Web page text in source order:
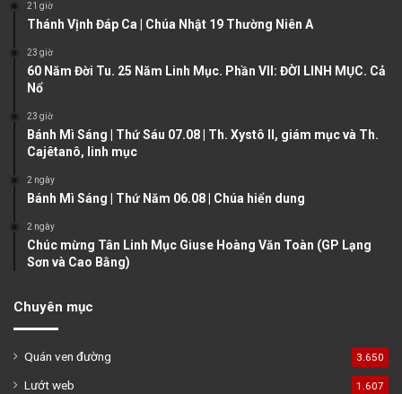
u
g
21 giờ
Thánh Vịnh Đáp Ca | Chúa Nhật 19 Thường Niên A
23 giờ
60 Năm Đời Tu. 25 Năm Linh Mục. Phần VII: ĐỜI LINH MỤC. Cả
Nổ
23 giờ
Bánh Mì Sáng | Thứ Sáu 07.08 | Th. Xystô II, giám mục và Th.
Cajêtanô, linh mục
2 ngày
Bánh Mì Sáng | Thứ Năm 06.08 | Chúa hiển dung
2 ngày
Chúc mừng Tân Linh Mục Giuse Hoàng Văn Toàn (GP Lạng
Sơn và Cao Bằng)
Chuyên mục
Quán ven đường 3.650
Lướt web 1.607